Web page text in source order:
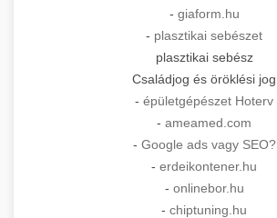
- giaform.hu
- plasztikai sebészet
plasztikai sebész
Családjog és öröklési jog
- épületgépészet Hoterv
- ameamed.com
- Google ads vagy SEO?
- erdeikontener.hu
- onlinebor.hu
- chiptuning.hu